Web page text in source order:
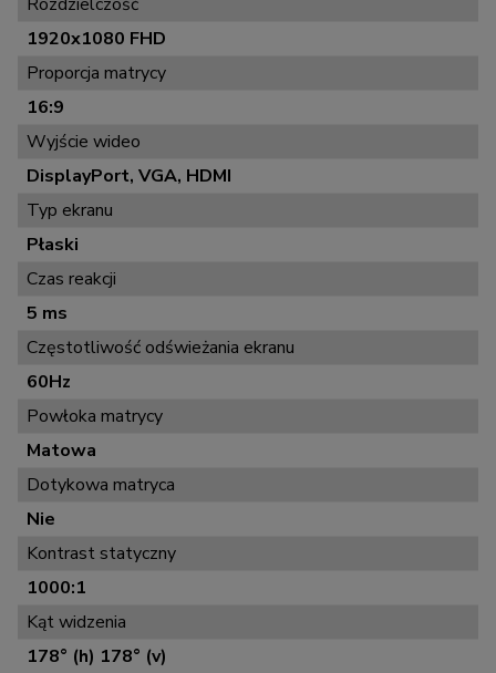
1920x1080 FHD
Proporcja matrycy
16:9
Wyjście wideo
DisplayPort, VGA, HDMI
Typ ekranu
Płaski
Czas reakcji
5 ms
Częstotliwość odświeżania ekranu
60Hz
Powłoka matrycy
Matowa
Dotykowa matryca
Nie
Kontrast statyczny
1000:1
Kąt widzenia
178° (h) 178° (v)